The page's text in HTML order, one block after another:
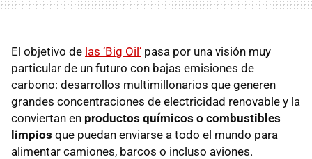
El objetivo de las ‘Big Oil’ pasa por una visión muy
particular de un futuro con bajas emisiones de
carbono: desarrollos multimillonarios que generen
grandes concentraciones de electricidad renovable y la
conviertan en productos químicos o combustibles
limpios que puedan enviarse a todo el mundo para
alimentar camiones, barcos o incluso aviones.